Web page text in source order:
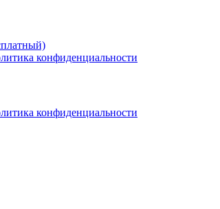
конфиденциальности
конфиденциальности